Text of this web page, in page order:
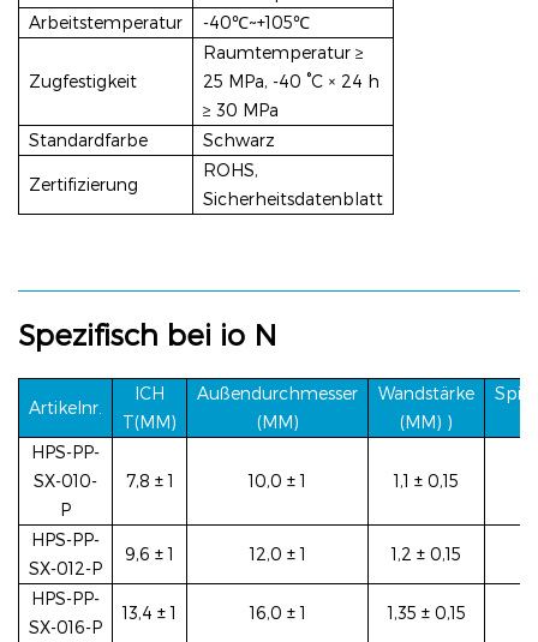
Arbeitstemperatur
-40℃~+105℃
Zugfestigkeit
Raumtemperatur ≥
25 MPa, -40 °C × 24 h
≥ 30 MPa
Standardfarbe
Schwarz
Zertifizierung
ROHS,
Sicherheitsdatenblatt
Spezifisch bei io N
Artikelnr.
ICH
T(MM)
Außendurchmesser
(MM)
Wandstärke
(MM) )
HPS-PP-
SX-010-
P
7,8 ± 1 10,0 ± 1 1,1 ± 0,15
HPS-PP-
SX-012-P
9,6 ± 1 12,0 ± 1 1,2 ± 0,15
HPS-PP-
SX-016-P
13,4 ± 1 16,0 ± 1 1,35 ± 0,15